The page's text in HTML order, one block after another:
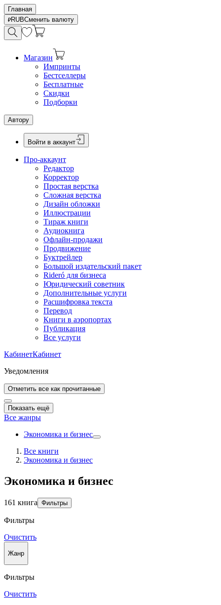
Главная
RUBСменить валюту
Магазин
Импринты
Бестселлеры
Бесплатные
Скидки
Подборки
Автору
Войти в аккаунт
Про-аккаунт
Редактор
Корректор
Простая верстка
Сложная верстка
Дизайн обложки
Иллюстрации
Тираж книги
Аудиокнига
Офлайн-продажи
Продвижение
Буктрейлер
Большой издательский пакет
Rideró для бизнеса
Юридический советник
Дополнительные услуги
Расшифровка текста
Перевод
Книги в аэропортах
Публикация
Все услуги
КабинетКабинет
Уведомления
Отметить все как прочитанные
Показать ещё
Все жанры
Экономика и бизнес
Все книги
Экономика и бизнес
Экономика и бизнес
161 книга Фильтры
Фильтры
Очистить
Жанр
Фильтры
Очистить